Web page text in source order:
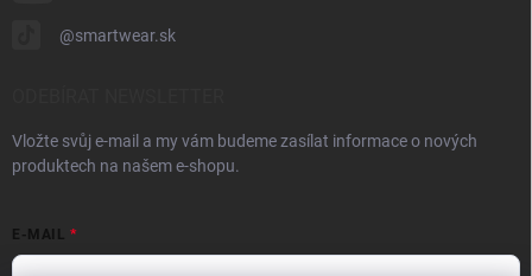
@smartwear.sk
Vložte svůj e-mail a my vám budeme zasílat informace o nových
produktech na našem e-shopu.
E-MAIL